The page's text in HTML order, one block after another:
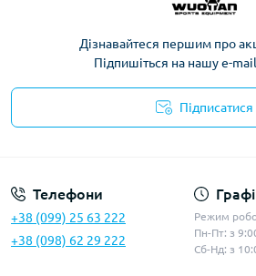
Дізнавайтеся першим про
Підпишіться на нашу e-
Підписатися
Телефони
+38 (099) 25 63 222
+38 (098) 62 29 222
Режим
Пн-Пт: з
Сб-Нд: з